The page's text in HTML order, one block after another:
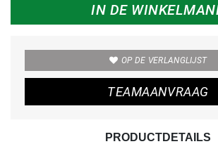
IN DE
OP DE VERLANGLIJST
TEAMAANVRAAG
PRODUCTDETAILS